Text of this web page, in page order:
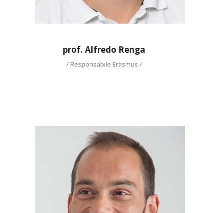
prof. Alfredo Renga
/ Responsabile Erasmus /
Pierluigi Della
Vecchia
/ Referente del Corso di
Studi per l’orientamento /